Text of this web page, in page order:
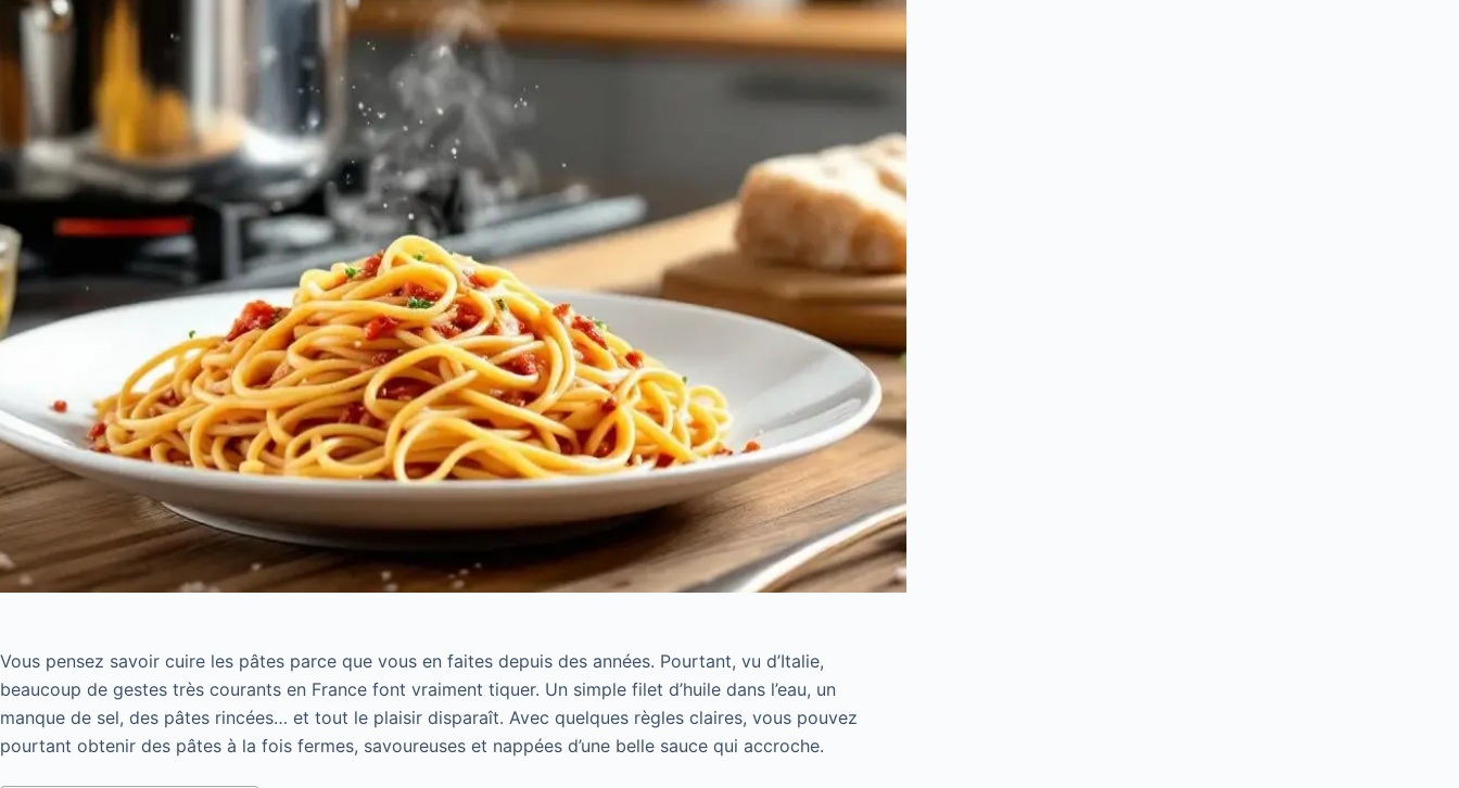
Vous pensez savoir cuire les pâtes parce que vous en faites depuis des années. Pourtant, vu d’Italie,
beaucoup de gestes très courants en France font vraiment tiquer. Un simple filet d’huile dans l’eau, un
manque de sel, des pâtes rincées… et tout le plaisir disparaît. Avec quelques règles claires, vous pouvez
pourtant obtenir des pâtes à la fois fermes, savoureuses et nappées d’une belle sauce qui accroche.